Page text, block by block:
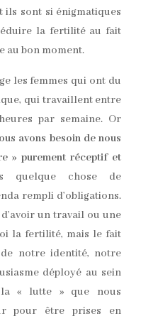
ils sont si énigmatiques
la fertilité au fait
au bon moment.
les femmes qui ont du
qui travaillent entre
par semaine. Or
avons besoin de nous
» purement réceptif et
chose de
rempli d’obligations.
un travail ou une
la fertilité, mais le fait
notre identité, notre
déployé au sein
« lutte » que nous
pour être prises en